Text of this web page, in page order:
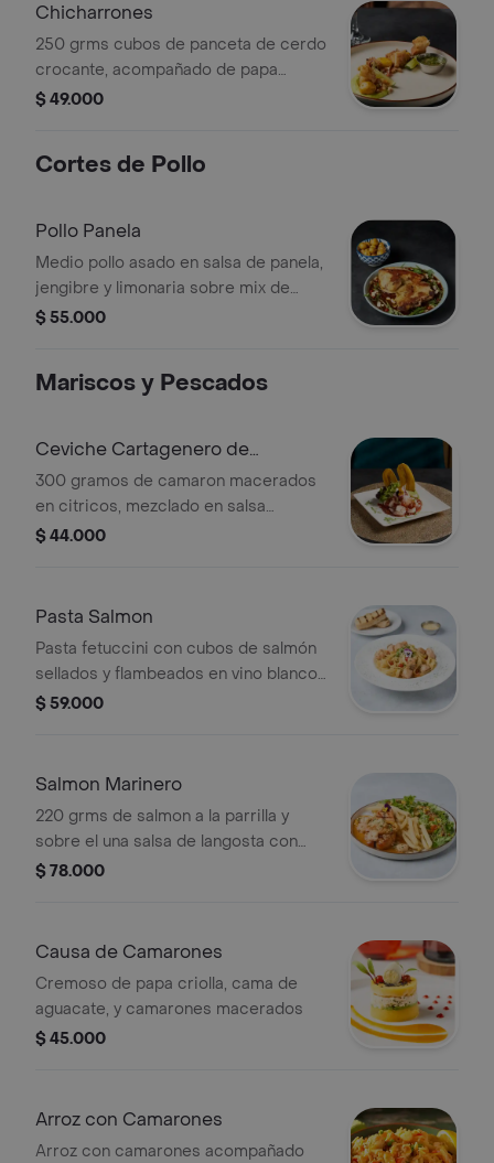
Chicharrones
250 grms cubos de panceta de cerdo
crocante, acompañado de papa
criolla
$ 49.000
Cortes de Pollo
Pollo Panela
Medio pollo asado en salsa de panela,
jengibre y limonaria sobre mix de
lechugas, acompañado de papa
$ 55.000
Mariscos y Pescados
Ceviche Cartagenero de
Camaron
300 gramos de camaron macerados
en citricos, mezclado en salsa
americana y chips platano
$ 44.000
Pasta Salmon
Pasta fetuccini con cubos de salmón
sellados y flambeados en vino blanco,
decorada con microgreens y
$ 59.000
Salmon Marinero
220 grms de salmon a la parrilla y
sobre el una salsa de langosta con
mariscos , acompñado de papa
$ 78.000
Causa de Camarones
Cremoso de papa criolla, cama de
aguacate, y camarones macerados
$ 45.000
Arroz con Camarones
Arroz con camarones acompañado